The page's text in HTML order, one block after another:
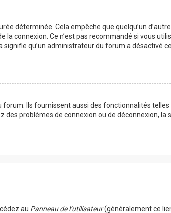
déterminée. Cela empêche que quelqu’un
la connexion. Ce n’est pas recommandé si vous
qu’un administrateur du forum a désactivé
Ils fournissent aussi des fonctionnalités telles
problèmes de connexion ou de déconnexion, la
au Panneau de l’utilisateur(généralement ce